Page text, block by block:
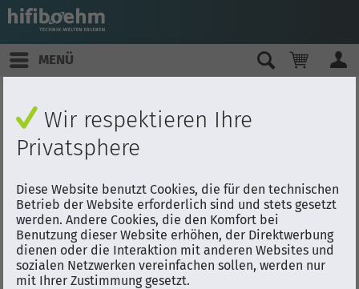
MENÜ
Wir respektieren Ihre
Privatsphere
Diese Website benutzt Cookies, die für den technischen
Betrieb der Website erforderlich sind und stets gesetzt
werden. Andere Cookies, die den Komfort bei
Benutzung dieser Website erhöhen, der Direktwerbung
dienen oder die Interaktion mit anderen Websites und
sozialen Netzwerken vereinfachen sollen, werden nur
mit Ihrer Zustimmung gesetzt.